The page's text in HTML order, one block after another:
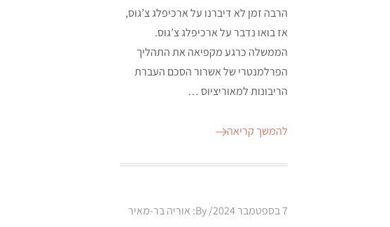
הרבה זמן לא דיברנו על ארכיפלג צ’גוס,
אז בואו נדבר על ארכיפלג צ’גוס.
הממשלה כרגע מקפיאה את התהליך
הפרלמנטרי של אשרור הסכם העברת
הריבונות למאוריציוס …
להמשך קריאה
Posted
7 בספטמבר 2024 By: אוריה בר-מאיר